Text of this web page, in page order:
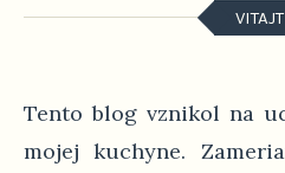
Tento blog vznikol na
mojej kuchyne.